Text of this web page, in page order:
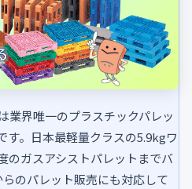
業界唯一のプラスチックパレッ
す。日本最軽量クラスの5.9kgワ
のガスアシストパレットまでバ
のパレット販売にも対応して